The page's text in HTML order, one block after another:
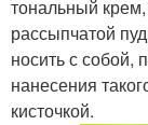
тональный
рассыпчатой
носить с собой,
нанесения
кисточкой.